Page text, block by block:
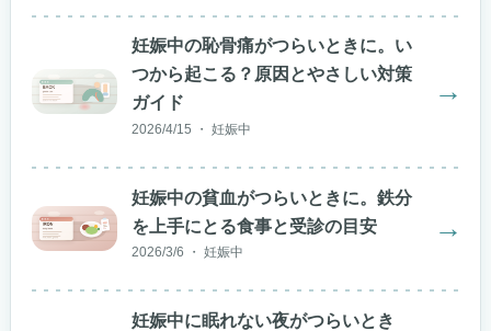
妊娠中の恥骨痛がつらいときに。い
つから起こる？原因とやさしい対策
ガイド
2026/4/15 ・ 妊娠中
→
妊娠中の貧血がつらいときに。鉄分
を上手にとる食事と受診の目安
2026/3/6 ・ 妊娠中
→
妊娠中に眠れない夜がつらいとき